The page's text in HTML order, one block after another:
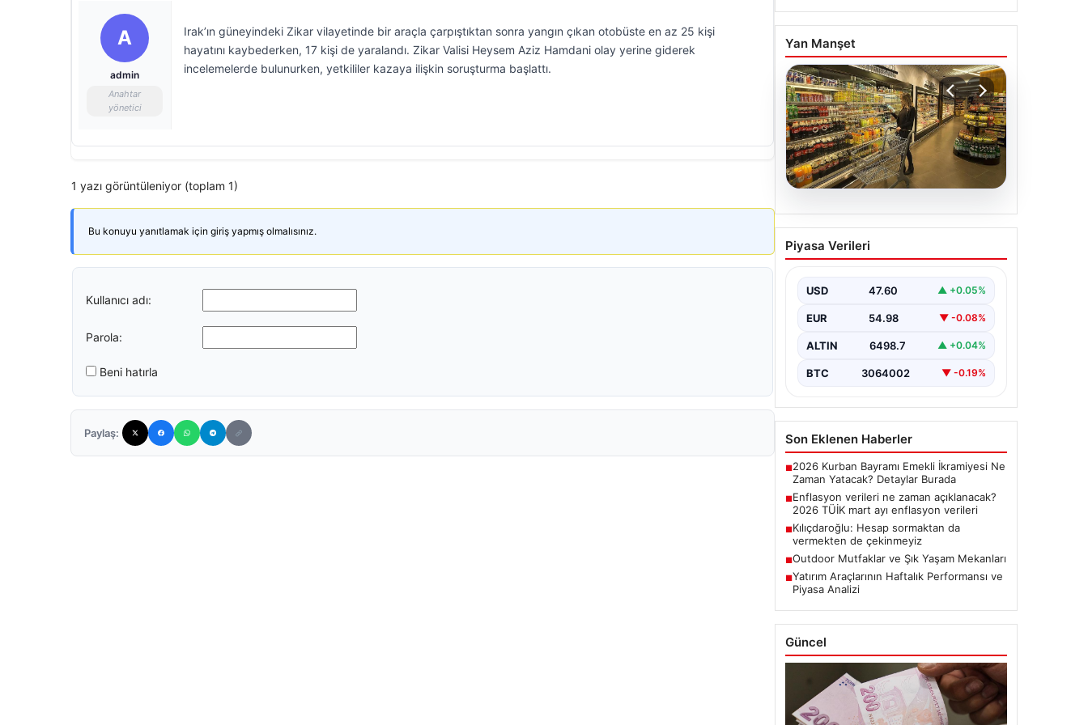
A
admin
Anahtar
yönetici
Irak’ın güneyindeki Zikar vilayetinde bir araçla çarpıştıktan sonra yangın çıkan otobüste en az 25 kişi
hayatını kaybederken, 17 kişi de yaralandı. Zikar Valisi Heysem Aziz Hamdani olay yerine giderek
incelemelerde bulunurken, yetkililer kazaya ilişkin soruşturma başlattı.
1 yazı görüntüleniyor (toplam 1)
Bu konuyu yanıtlamak için giriş yapmış olmalısınız.
Kullanıcı adı:
Parola:
Beni hatırla
Paylaş:
Yan Manşet
Enflasyon verileri ne
zaman açıklanacak? 2026
verileri
Piyasa Verileri
USD 47.60 ▲ +0.05%
EUR 54.98 ▼ -0.08%
ALTIN 6498.7 ▲ +0.04%
BTC 3064002 ▼ -0.19%
Son Eklenen Haberler
■2026 Kurban Bayramı Emekli İkramiyesi Ne
Zaman Yatacak? Detaylar Burada
■Enflasyon verileri ne zaman açıklanacak?
2026 TÜİK mart ayı enflasyon verileri
■Kılıçdaroğlu: Hesap sormaktan da
vermekten de çekinmeyiz
■Outdoor Mutfaklar ve Şık Yaşam Mekanları
■Yatırım Araçlarının Haftalık Performansı ve
Piyasa Analizi
Güncel